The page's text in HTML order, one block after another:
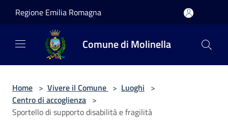
Regione Emilia Romagna
Comune di Molinella
Home > Vivere il Comune > Luoghi >
Centro di accoglienza >
Sportello di supporto disabilità e fragilità